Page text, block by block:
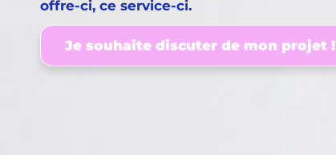
offre-ci, ce service-ci.
Je souhaite discuter de mon projet !